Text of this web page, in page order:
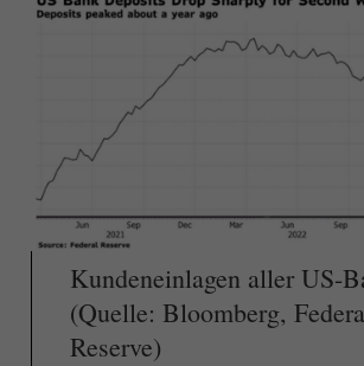
Kundeneinlagen aller US-
(Quelle: Bloomberg,
Reserve)